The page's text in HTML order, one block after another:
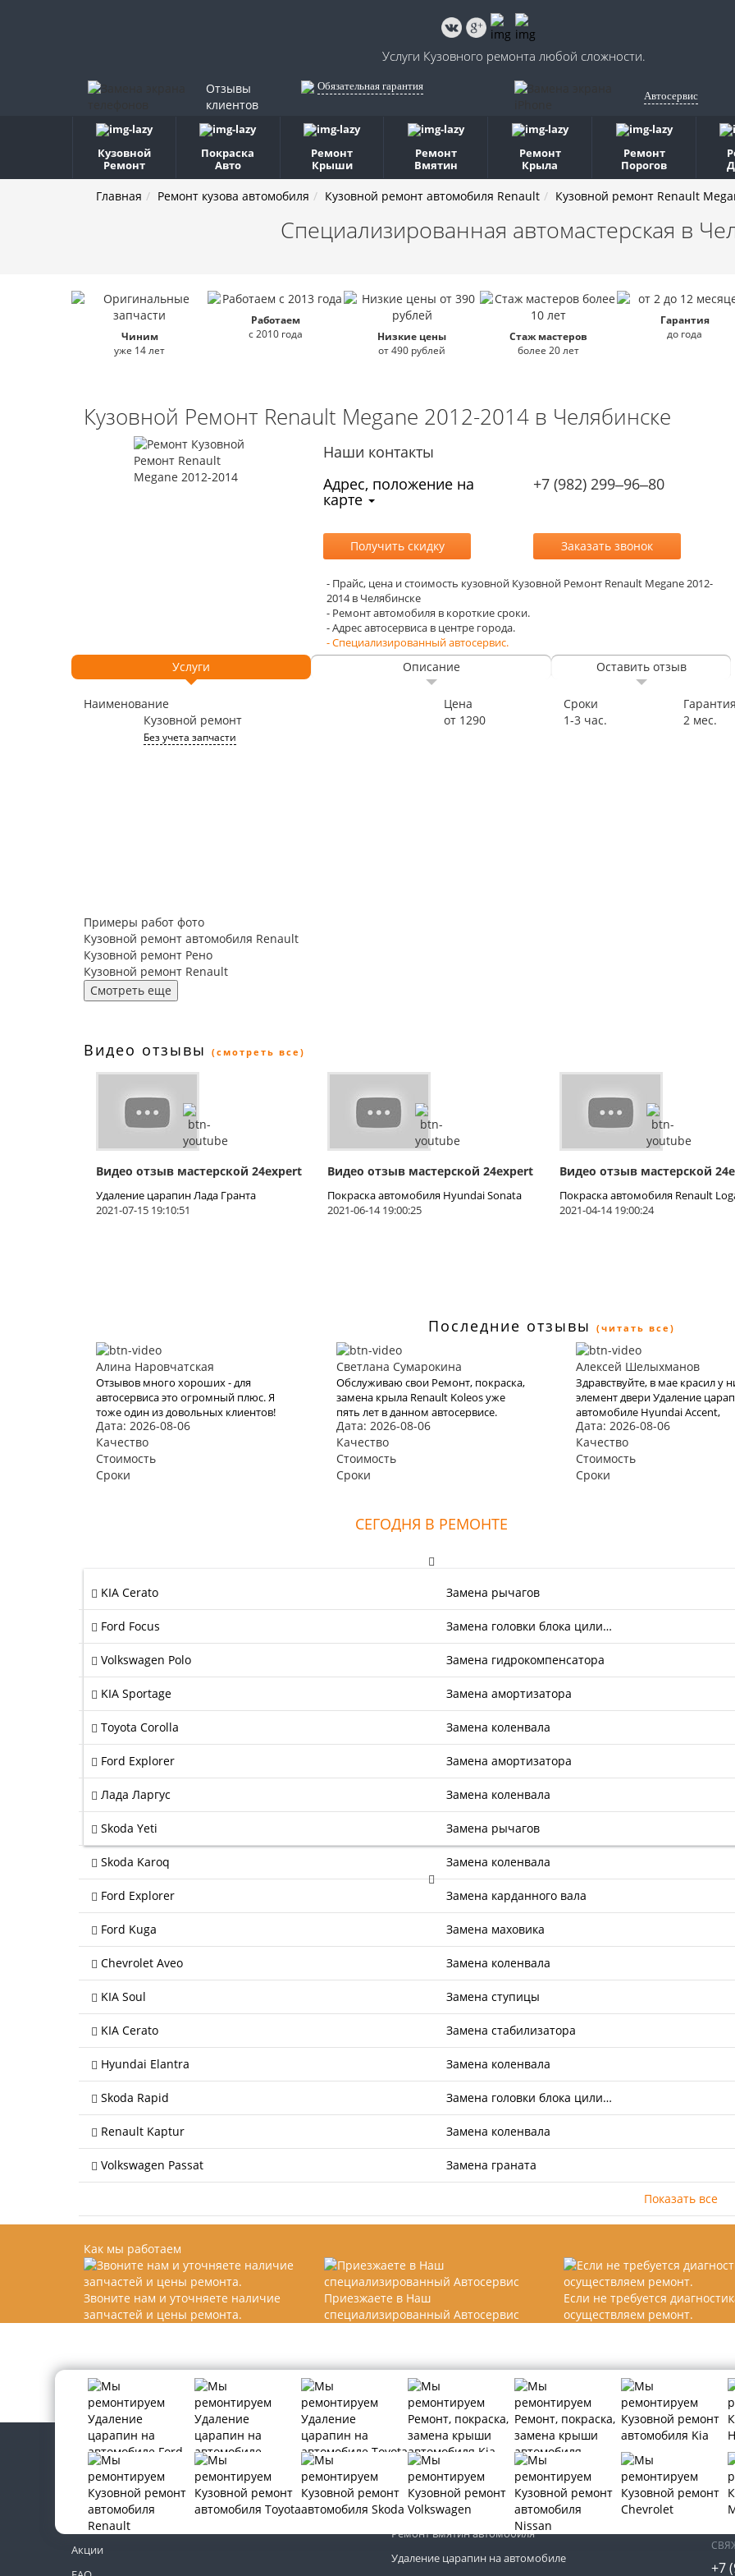
Услуги Кузовного ремонта любой сложности.
Отзывы
клиентов
Обязательная гарантия
Автосервис
Кузовной
Ремонт
Покраска
Авто
Ремонт
Крыши
Ремонт
Вмятин
Ремонт
Крыла
Ремонт
Порогов
Главная Ремонт кузова автомобиля Кузовной ремонт автомобиля Renault Кузовной ремонт Renault
Специализированная автомастерская в
Чиним
уже 14 лет
Работаем
с 2010 года
Низкие цены
от 490 рублей
Стаж мастеров
более 20 лет
Гарантия
до года
Кузовной Ремонт Renault Megane 2012-2014 в Челябинске
Наши контакты
Адрес, положение на
карте
+7 (982) 299‒96‒80
- Прайс, цена и стоимость кузовной Кузовной Ремонт Renault Megane 2012-
2014 в Челябинске
- Ремонт автомобиля в короткие сроки.
- Адрес автосервиса в центре города.
- Специализированный автосервис.
Услуги Описание Оставить отзыв
Наименование Цена Сроки
Гарантия
Кузовной ремонт
Без учета запчасти
от 1290 1-3 час. 2 мес.
Примеры работ фото
Кузовной ремонт автомобиля Renault
Кузовной ремонт Рено
Кузовной ремонт Renault
Смотреть еще
Видео отзывы (смотреть все)
Видео отзыв мастерской 24expert
Удаление царапин Лада Гранта
2021-07-15 19:10:51
Видео отзыв мастерской 24expert
Покраска автомобиля Hyundai Sonata
2021-06-14 19:00:25
Видео отзыв мастерской
Покраска автомобиля Renault
2021-04-14 19:00:24
Последние отзывы (читать все)
Алина Наровчатская
Отзывов много хороших - для
автосервиса это огромный плюс. Я
тоже один из довольных клиентов!
Перечислять достоинства не буду,
всё и так уже давно написали до
меня. Ремонтировал автомобиль
Кузовной ремонт Ford Mondeo 2015-
2019
Дата: 2026-08-06
Качество
Стоимость
Сроки
Светлана Сумарокина
Обслуживаю свои Ремонт, покраска,
замена крыла Renault Koleos уже
пять лет в данном автосервисе.
Мастера показали себя
профессиональными со всех сторон.
Расценки на работы не высокие, на
ТО всегда приезжал только с
деньгами, а все расходники, масла,
только оригиналы, в коробку тоже.
Делал ремонт подвески, без
Дата: 2026-08-06
Качество
Стоимость
Сроки
Алексей Шелыхманов
Здравствуйте, в мае красил у
элемент двери Удаление
автомобиле Hyundai Accent,
идеально попали в цвет, все
очень качественно и в
минимальные сроки по
цене, теперь только сюда.
Дата: 2026-08-06
Качество
Стоимость
Сроки
СЕГОДНЯ В РЕМОНТЕ
KIA Cerato Замена рычагов
Ford Focus Замена головки блока цили…
Volkswagen Polo Замена гидрокомпенсатора
KIA Sportage Замена амортизатора
Toyota Corolla Замена коленвала
Ford Explorer Замена амортизатора
Лада Ларгус Замена коленвала
Skoda Yeti Замена рычагов
Skoda Karoq Замена коленвала
Ford Explorer Замена карданного вала
Ford Kuga Замена маховика
Chevrolet Aveo Замена коленвала
KIA Soul Замена ступицы
KIA Cerato Замена стабилизатора
Hyundai Elantra Замена коленвала
Skoda Rapid Замена головки блока цили…
Renault Kaptur Замена коленвала
Volkswagen Passat Замена граната
Показать все
Как мы работаем
Звоните нам и уточняете наличие
запчастей и цены ремонта.
Приезжаете в Наш
специализированный Автосервис
Если не требуется
осуществляем ремонт.
Контакты
Новости
Акции
Кузовной ремонт автомобиля
Покраска автомобиля
Ремонт вмятин автомобиля
Удаление царапин на автомобиле
МЫ
+7